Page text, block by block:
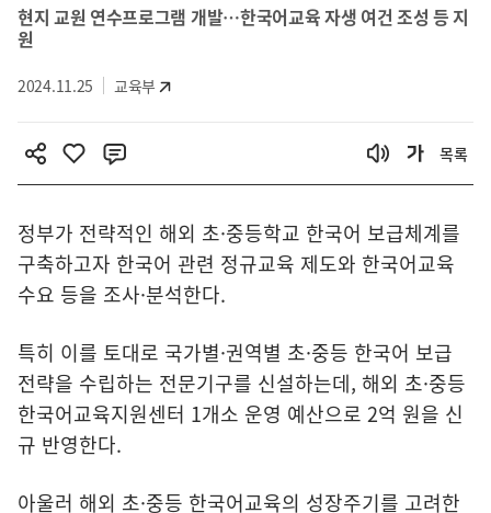
현지 교원 연수프로그램 개발…한국어교육 자생 여건 조성 등 지
원
2024.11.25 교육부
목록
정부가 전략적인 해외 초·중등학교 한국어 보급체계를
구축하고자 한국어 관련 정규교육 제도와 한국어교육
수요 등을 조사·분석한다.
특히 이를 토대로 국가별·권역별 초·중등 한국어 보급
전략을 수립하는 전문기구를 신설하는데, 해외 초·중등
한국어교육지원센터 1개소 운영 예산으로 2억 원을 신
규 반영한다.
아울러 해외 초·중등 한국어교육의 성장주기를 고려한